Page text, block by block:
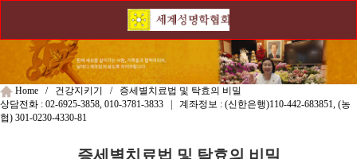
Home / 건강지키기 / 증세별치료법 및 탁효의 비밀
상담전화 : 02-6925-3858, 010-3781-3833 | 계좌정보 : (신한은행)110-442-683851, (농
협) 301-0230-4330-81
증세별치료법 및 탁효의 비밀